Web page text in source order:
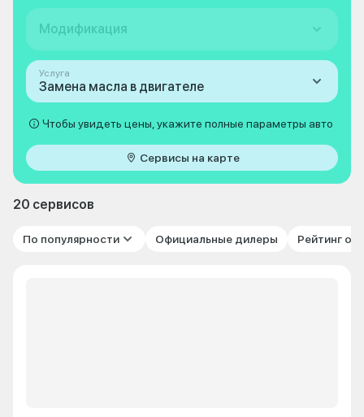
Модификация
Услуга
Замена масла в двигателе
Чтобы увидеть цены, укажите полные параметры авто
Сервисы на карте
20 сервисов
По популярности Официальные дилеры Рейтинг